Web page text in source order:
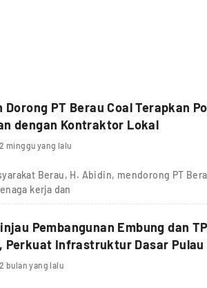
Dorong PT Berau Coal Terapkan
dengan Kontraktor Lokal
2 minggu yang lalu
Berau, H. Abidin, mendorong PT
kerja dan
Pembangunan Embung dan
Perkuat Infrastruktur Dasar Pulau
2 bulan yang lalu